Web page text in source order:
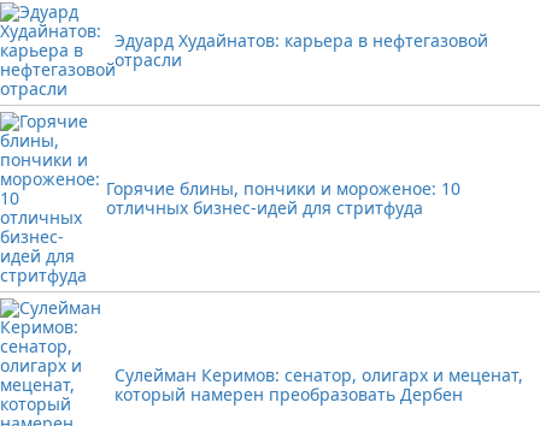
Эдуард Худайнатов: карьера в нефтегазовой
отрасли
Горячие блины, пончики и мороженое: 10
отличных бизнес-идей для стритфуда
Сулейман Керимов: сенатор, олигарх и меценат,
который намерен преобразовать Дербен